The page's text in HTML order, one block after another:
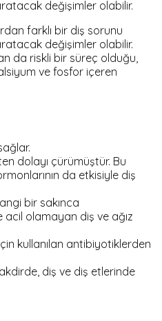
değişimler olabilir.
farklı bir diş sorunu
değişimler olabilir.
da riskli bir süreç olduğu,
ve fosfor içeren
dolayı çürümüştür. Bu
da etkisiyle diş
bir sakınca
acil olamayan diş ve ağız
kullanılan antibiyotiklerden
diş ve diş etlerinde